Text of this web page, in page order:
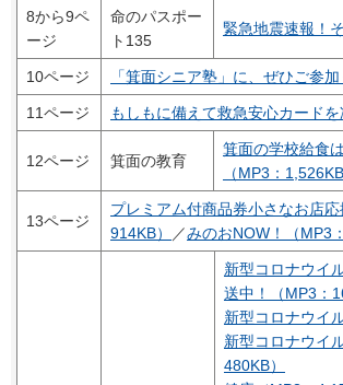
8から9ペ
ージ
命のパスポー
ト135
緊急地震速報！
10ページ 「箕面シニア塾」に、ぜひご参
11ページ もしもに備えて救急安心カード
12ページ 箕面の教育
箕面の学校給食
（MP3：1,526KB
13ページ
プレミアム付商品券小さなお店
914KB）
／みのおNOW！（MP3
新型コロナウイ
送中！（MP3：
新型コロナウイ
新型コロナウイ
480KB）